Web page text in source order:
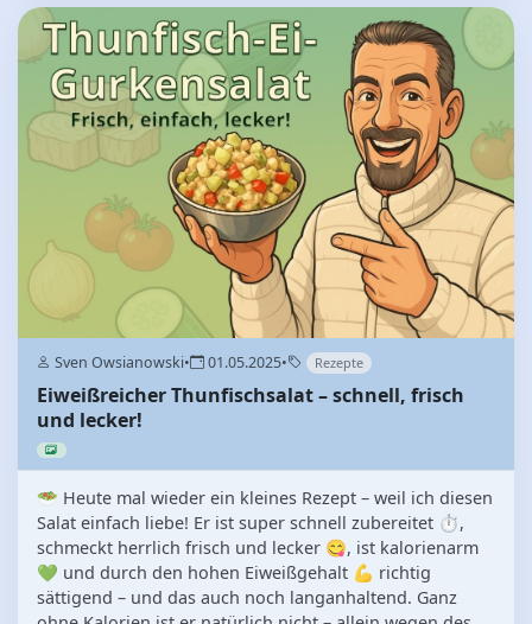
Sven Owsianowski• 01.05.2025• Rezepte
Eiweißreicher Thunfischsalat – schnell, frisch
und lecker!
🥗 Heute mal wieder ein kleines Rezept – weil ich diesen
Salat einfach liebe! Er ist super schnell zubereitet ⏱️,
schmeckt herrlich frisch und lecker 😋, ist kalorienarm
💚 und durch den hohen Eiweißgehalt 💪 richtig
sättigend – und das auch noch langanhaltend. Ganz